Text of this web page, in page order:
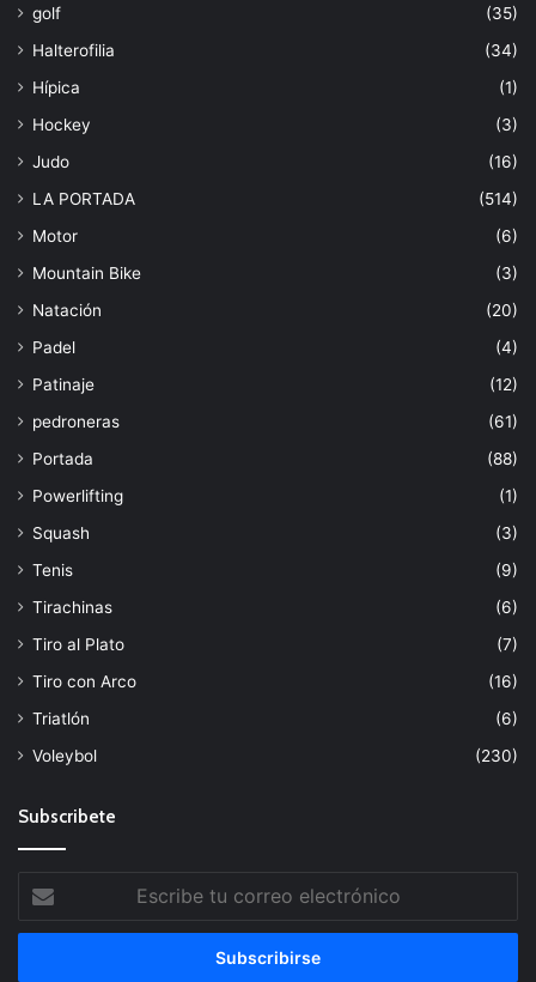
golf
(35)
Halterofilia
(34)
Hípica
(1)
Hockey
(3)
Judo
(16)
LA PORTADA
(514)
Motor
(6)
Mountain Bike
(3)
Natación
(20)
Padel
(4)
Patinaje
(12)
pedroneras
(61)
Portada
(88)
Powerlifting
(1)
Squash
(3)
Tenis
(9)
Tirachinas
(6)
Tiro al Plato
(7)
Tiro con Arco
(16)
Triatlón
(6)
Voleybol
(230)
Subscribete
tu
correo